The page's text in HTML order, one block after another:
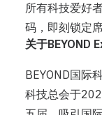
所有科技爱好
码，即刻锁定
关于BEYOND
BEYOND国际
科技总会于